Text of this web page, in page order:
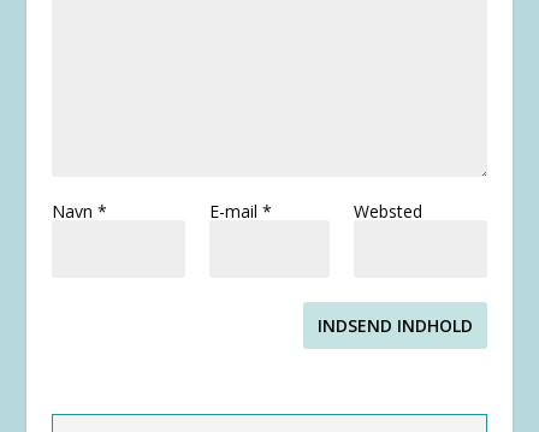
Navn * E-mail * Websted
INDSEND INDHOLD